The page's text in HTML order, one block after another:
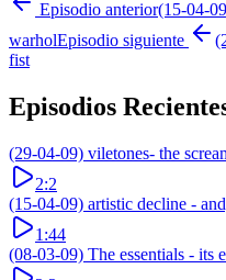
Episodio anterior(15-04-
warholEpisodio siguiente
fist
Episodios
(29-04-09) viletones- the
2:2
(15-04-09) artistic decline -
1:44
(08-03-09) The essentials - its